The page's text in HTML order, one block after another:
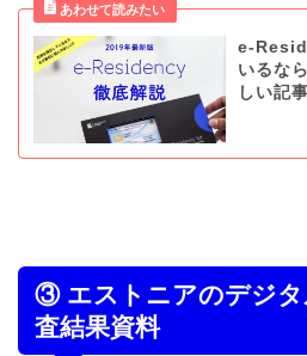
e-
いるな
しい記事
③ エストニアのデジタ
査結果資料